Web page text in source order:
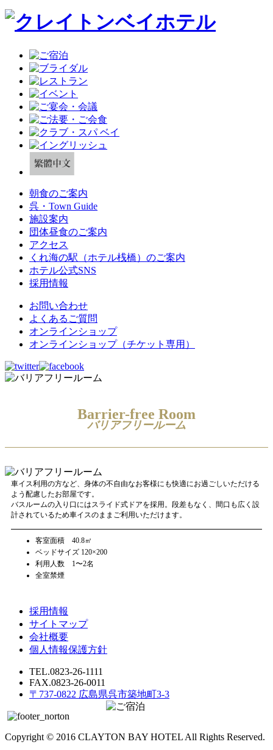
朝食のご案内
呉・Town Guide
施設案内
団体昼食のご案内
アクセス
くれ海の駅（ホテル桟橋）のご案内
ホテル公式SNS
採用情報
お問い合わせ
よくあるご質問
オンラインショップ
オンラインショップ（チケット専用）
Barrier-free Room
バリアフリールーム
車イス利用の方など、身体の不自由なお客様にも快適にお過ごしいただける
よう配慮したお部屋です。
バスルームの入り口にはスライド式ドアを採用。段差もなく、間口も広く設
計されているため車イスのままご利用いただけます。
客室面積 40.8㎡
ベッドサイズ 120×200
利用人数 1〜2名
全室禁煙
採用情報
サイトマップ
会社概要
個人情報保護方針
TEL.0823-26-1111
FAX.0823-26-0011
〒737-0822 広島県呉市築地町3-3
Copyright © 2016 CLAYTON BAY HOTEL All Rights Reserved.